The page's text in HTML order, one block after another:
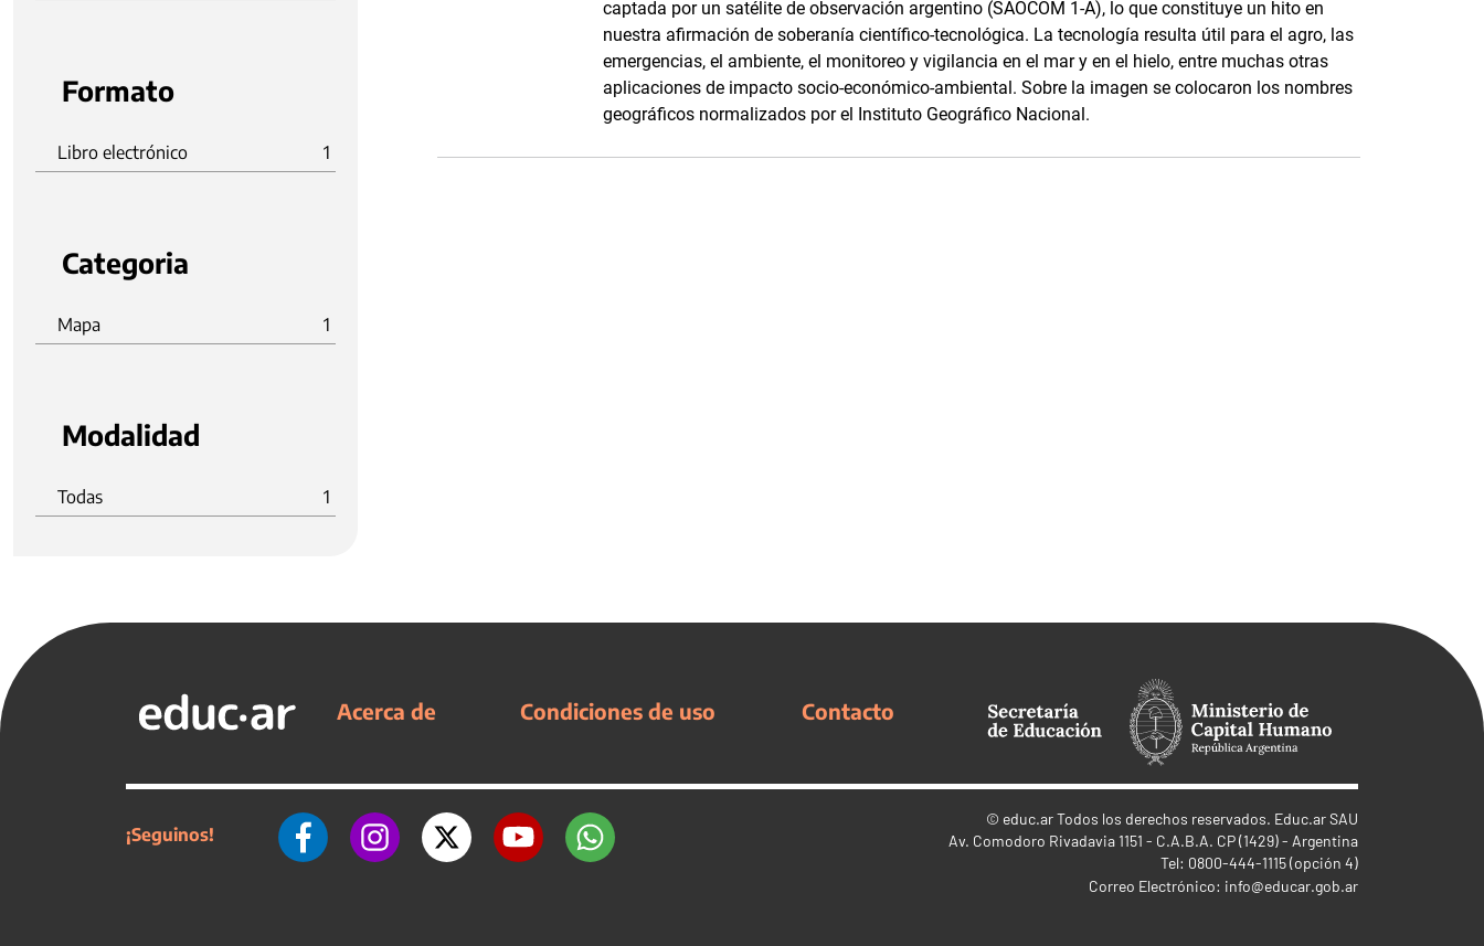
Formato
Libro electrónico 1
Categoria
Mapa 1
Modalidad
Todas 1
captada por un satélite de observación argentino (SAOCOM 1-A), lo que constituye un hito en
nuestra afirmación de soberanía científico-tecnológica. La tecnología resulta útil para el agro, las
emergencias, el ambiente, el monitoreo y vigilancia en el mar y en el hielo, entre muchas otras
aplicaciones de impacto socio-económico-ambiental. Sobre la imagen se colocaron los nombres
geográficos normalizados por el Instituto Geográfico Nacional.
Acerca de Condiciones de uso Contacto
¡Seguinos!
© educ.arTodos los derechos reservados. Educ.ar SAU
Av. Comodoro Rivadavia 1151 - C.A.B.A. CP (1429) - Argentina
Tel: 0800-444-1115 (opción 4)
Correo Electrónico: info@educar.gob.ar